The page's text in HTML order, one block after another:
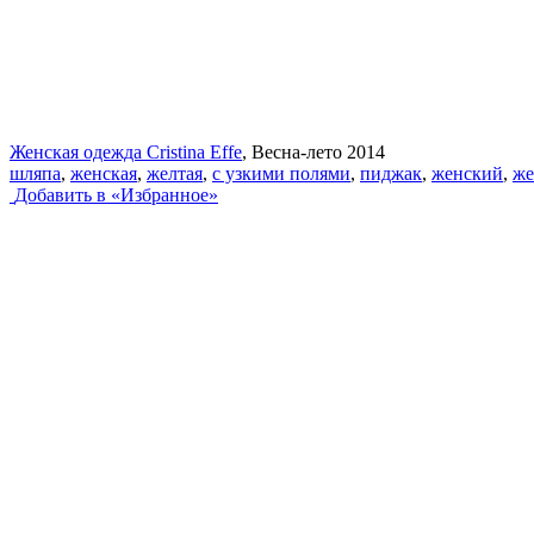
Женская одежда Cristina Effe, Весна-лето 2014
шляпа, женская, желтая, с узкими полями, пиджак, женский,
Добавить в «Избранное»